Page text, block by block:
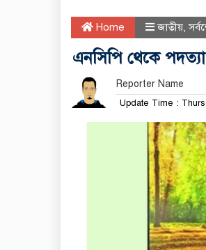
Home জাতীয়,
এনসিপি থেকে
Reporter Name
Update Time :